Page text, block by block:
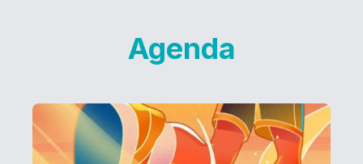
Agenda